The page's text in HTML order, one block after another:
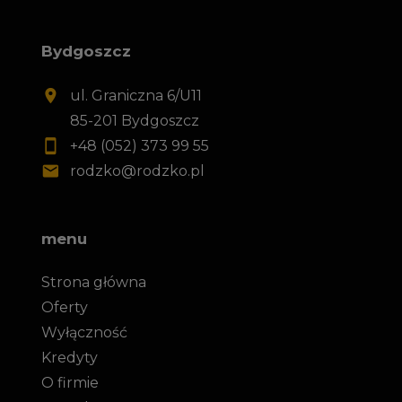
Bydgoszcz
ul. Graniczna 6/U11
85-201 Bydgoszcz
+48 (052) 373 99 55
rodzko@rodzko.pl
menu
Strona główna
Oferty
Wyłączność
Kredyty
O firmie